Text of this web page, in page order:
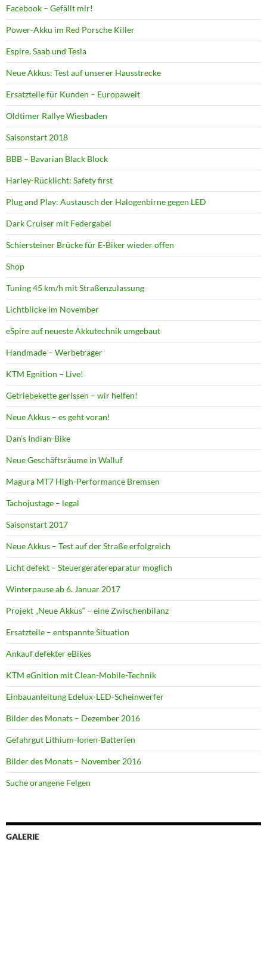
Facebook – Gefällt mir!
Power-Akku im Red Porsche Killer
Espire, Saab und Tesla
Neue Akkus: Test auf unserer Hausstrecke
Ersatzteile für Kunden – Europaweit
Oldtimer Rallye Wiesbaden
Saisonstart 2018
BBB – Bavarian Black Block
Harley-Rücklicht: Safety first
Plug and Play: Austausch der Halogenbirne gegen LED
Dark Cruiser mit Federgabel
Schiersteiner Brücke für E-Biker wieder offen
Shop
Tuning 45 km/h mit Straßenzulassung
Lichtblicke im November
eSpire auf neueste Akkutechnik umgebaut
Handmade – Werbeträger
KTM Egnition – Live!
Getriebekette gerissen – wir helfen!
Neue Akkus – es geht voran!
Dan’s Indian-Bike
Neue Geschäftsräume in Walluf
Magura MT7 High-Performance Bremsen
Tachojustage – legal
Saisonstart 2017
Neue Akkus – Test auf der Straße erfolgreich
Licht defekt – Steuergerätereparatur möglich
Winterpause ab 6. Januar 2017
Projekt „Neue Akkus“ – eine Zwischenbilanz
Ersatzteile – entspannte Situation
Ankauf defekter eBikes
KTM eGnition mit Clean-Mobile-Technik
Einbauanleitung Edelux-LED-Scheinwerfer
Bilder des Monats – Dezember 2016
Gefahrgut Lithium-Ionen-Batterien
Bilder des Monats – November 2016
Suche orangene Felgen
GALERIE